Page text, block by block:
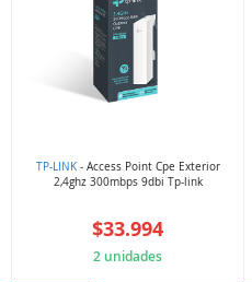
TP-LINK- Access Point Cpe Exterior
2,4ghz 300mbps 9dbi Tp-link
$33.994
2 unidades